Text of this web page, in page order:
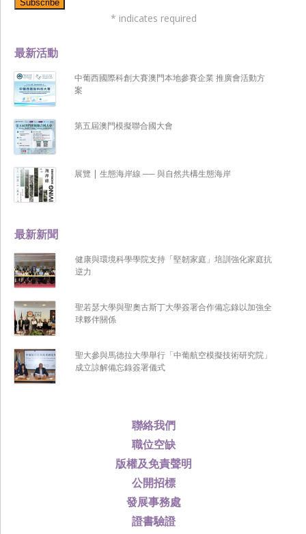
聯絡我們
職位空缺
版權及免責聲明
公開招標
發展事務處
證書驗證
最新新聞
健康與環境科學學院支持「堅韌家庭」培訓強化家庭抗
逆力
聖若瑟大學與聖奧古斯丁大學簽署合作備忘錄以加強全
球夥伴關係
聖大參與馬德拉大學舉行「中葡航空模擬技術研究院」
成立諒解備忘錄簽署儀式
最新活動
中葡西國際科創大賽澳門本地參賽企業 推廣會活動方
案
第五屆澳門模擬聯合國大會
展覽 | 生態海岸線 ── 與自然共構生態海岸
* indicates required